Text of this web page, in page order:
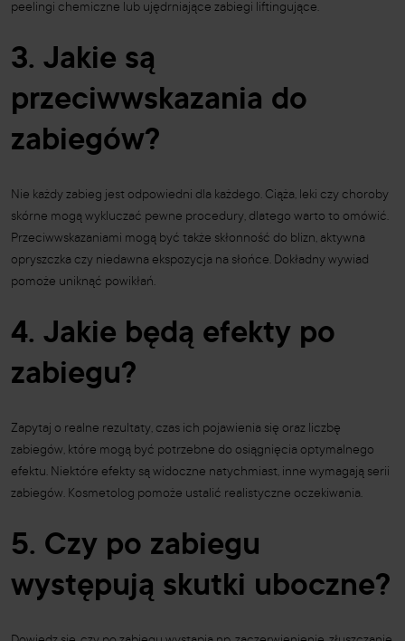
peelingi chemiczne lub ujędrniające zabiegi liftingujące.
3. Jakie są
przeciwwskazania do
zabiegów?
Nie każdy zabieg jest odpowiedni dla każdego. Ciąża, leki czy choroby
skórne mogą wykluczać pewne procedury, dlatego warto to omówić.
Przeciwwskazaniami mogą być także skłonność do blizn, aktywna
opryszczka czy niedawna ekspozycja na słońce. Dokładny wywiad
pomoże uniknąć powikłań.
4. Jakie będą efekty po
zabiegu?
Zapytaj o realne rezultaty, czas ich pojawienia się oraz liczbę
zabiegów, które mogą być potrzebne do osiągnięcia optymalnego
efektu. Niektóre efekty są widoczne natychmiast, inne wymagają serii
zabiegów. Kosmetolog pomoże ustalić realistyczne oczekiwania.
5. Czy po zabiegu
występują skutki uboczne?